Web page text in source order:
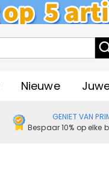
Nieuwe
GENIET VAN
Bespaar 10% op elke